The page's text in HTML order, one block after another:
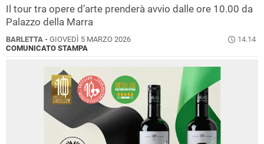
Il tour tra opere d’arte prenderà avvio dalle ore 10.00 da
Palazzo della Marra
BARLETTA - GIOVEDÌ 5 MARZO 2026
14.14
COMUNICATO STAMPA